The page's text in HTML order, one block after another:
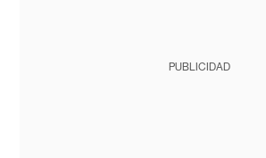
PUBLICIDAD